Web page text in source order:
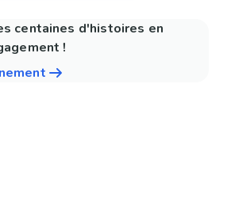
centaines d'histoires en
!